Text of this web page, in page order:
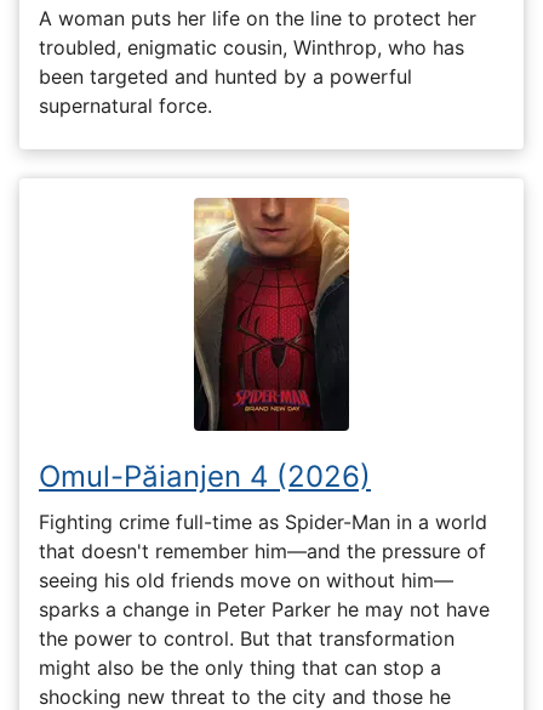
A woman puts her life on the line to protect her
troubled, enigmatic cousin, Winthrop, who has
been targeted and hunted by a powerful
supernatural force.
Omul-Păianjen 4 (2026)
Fighting crime full-time as Spider-Man in a world
that doesn't remember him—and the pressure of
seeing his old friends move on without him—
sparks a change in Peter Parker he may not have
the power to control. But that transformation
might also be the only thing that can stop a
shocking new threat to the city and those he